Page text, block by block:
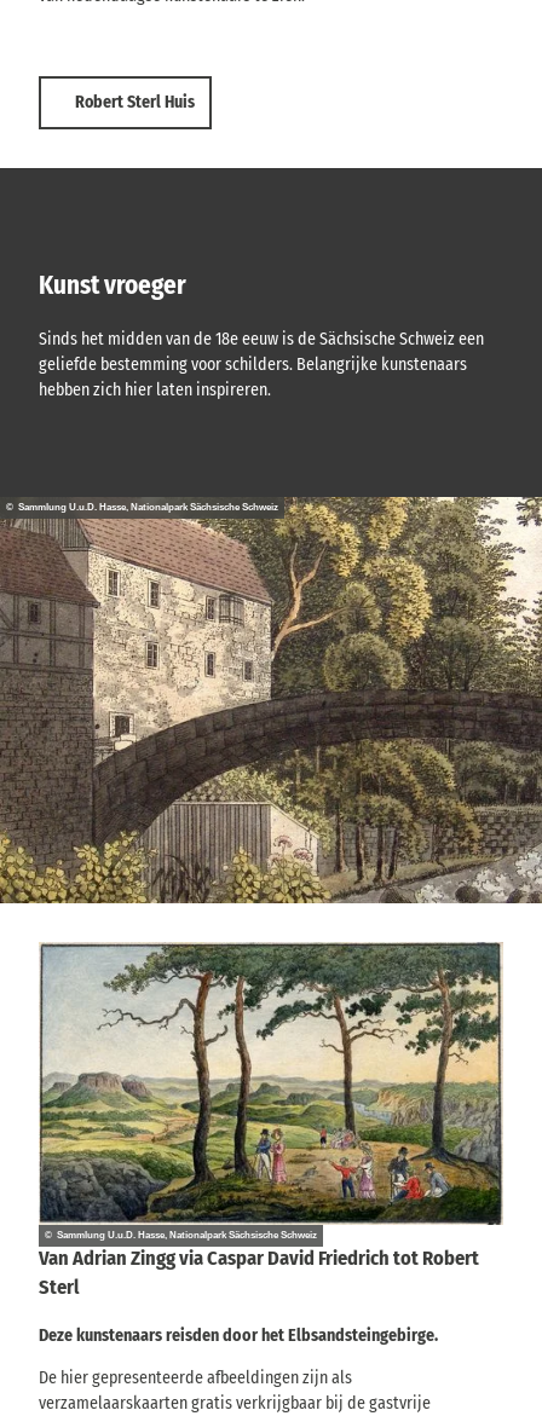
Robert Sterl Huis
Kunst vroeger
Sinds het midden van de 18e eeuw is de Sächsische Schweiz een
geliefde bestemming voor schilders. Belangrijke kunstenaars
hebben zich hier laten inspireren.
© Sammlung U.u.D. Hasse, Nationalpark Sächsische Schweiz
© Sammlung U.u.D. Hasse, Nationalpark Sächsische Schweiz
Van Adrian Zingg via Caspar David Friedrich tot Robert
Sterl
Deze kunstenaars reisden door het Elbsandsteingebirge.
De hier gepresenteerde afbeeldingen zijn als
verzamelaarskaarten gratis verkrijgbaar bij de gastvrije